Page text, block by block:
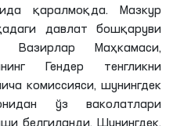
қаралмоқда. Мазкур
давлат бошқаруви
Вазирлар Маҳкамаси,
Гендер тенгликни
комиссияси, шунингдек
ўз ваколатлари